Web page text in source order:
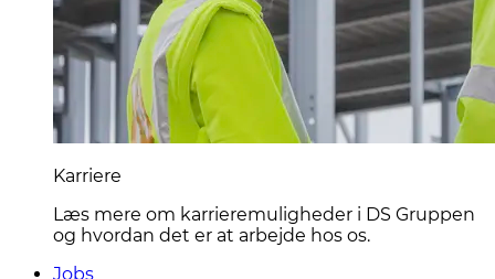
Karriere
Læs mere om karrieremuligheder i DS Gruppen
og hvordan det er at arbejde hos os.
Jobs